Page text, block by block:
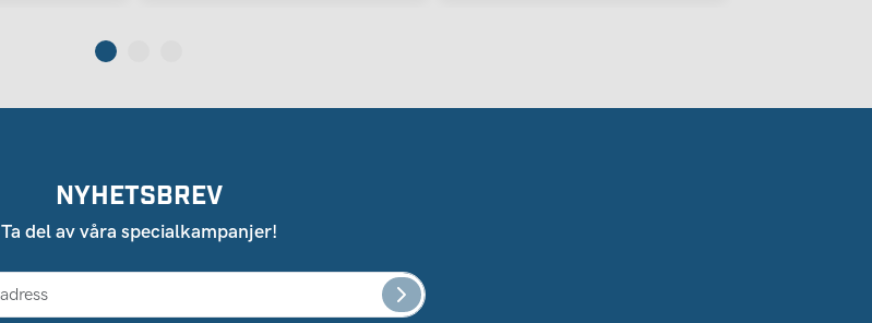
NYHETSBREV
Ta del av våra specialkampanjer!